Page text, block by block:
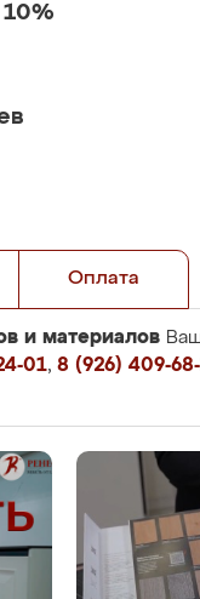
10%
Оплата
и материалов
01, 8 (926) 409-